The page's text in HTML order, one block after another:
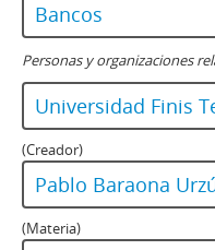
Bancos
Personas y organizaciones
Universidad Finis
(Creador)
Pablo Baraona
(Materia)